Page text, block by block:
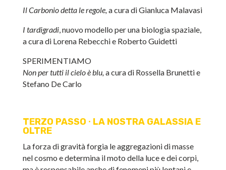
Il Carbonio detta le regole, a cura di Gianluca Malavasi
I tardigradi, nuovo modello per una biologia spaziale,
a cura di Lorena Rebecchi e Roberto Guidetti
SPERIMENTIAMO
Non per tutti il cielo è blu, a cura di Rossella Brunetti e
Stefano De Carlo
TERZO PASSO ∙ LA NOSTRA GALASSIA E
OLTRE
La forza di gravità forgia le aggregazioni di masse
nel cosmo e determina il moto della luce e dei corpi,